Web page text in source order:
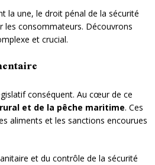
la une, le droit pénal de la sécurité
les consommateurs. Découvrons
et crucial.
conséquent. Au cœur de ce
et de la pêche maritime. Ces
aliments et les sanctions encourues
et du contrôle de la sécurité